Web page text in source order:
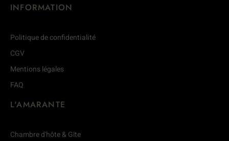
INFORMATION
Politique de confidentialité
CGV
Mentions légales
FAQ
L'AMARANTE
Chambre d'hôte & Gîte